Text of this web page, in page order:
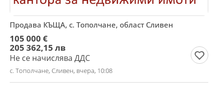
Продава КЪЩА, с. Тополчане, област Сливен
105 000 €
205 362,15 лв
Не се начислява ДДС
с. Тополчане, Сливен, вчера, 10:08